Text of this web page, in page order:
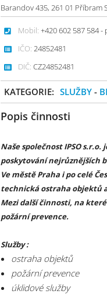
Barandov 435, 261 01 Příbram
Mobil: +420 602 587 584 -
IČO: 24852481
DIČ: CZ24852481
KATEGORIE: SLUŽBY -
Popis činnosti
Naše společnost IPSO
poskytování nejrůznějších
Ve městě Praha i po celé
technická ostraha objektů
Mezi další činnosti, na
požární prevence.
Služby :
ostraha objektů
požární prevence
úklidové služby